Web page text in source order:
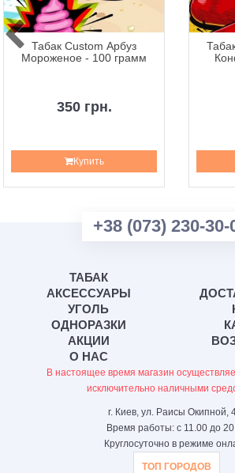
Табак Custom Арбуз
Мороженое - 100 грамм
350 грн.
Купить
+38 (073) 230-30-
ТАБАК
АКСЕССУАРЫ
УГОЛЬ
ОДНОРАЗКИ
АКЦИИ
О НАС
В настоящее время магазин
исключительно наличными
г. Киев, ул. Раисы Окипной,
Время работы: с 11.00 до
Круглосуточно в режиме
ТОП ГОРОДОВ